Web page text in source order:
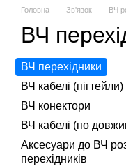
Головна Зв'язок ВЧ
ВЧ
ВЧ перехідники
ВЧ кабелі (пігтейли)
ВЧ конектори
ВЧ кабелі (по
Аксесуари до ВЧ
перехідників